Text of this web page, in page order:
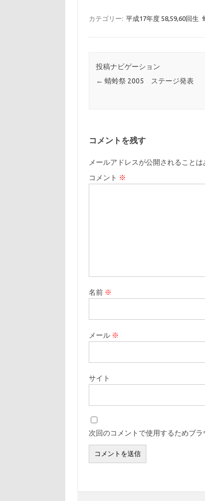
カテゴリー: 平成17年度 58,59,60回生
投稿ナビゲーション
← 蜻蛉祭 2005 ステージ発表
コメントを残す
メールアドレスが公開されることは
コメント ※
名前 ※
メール ※
サイト
次回のコメントで使用するためブ